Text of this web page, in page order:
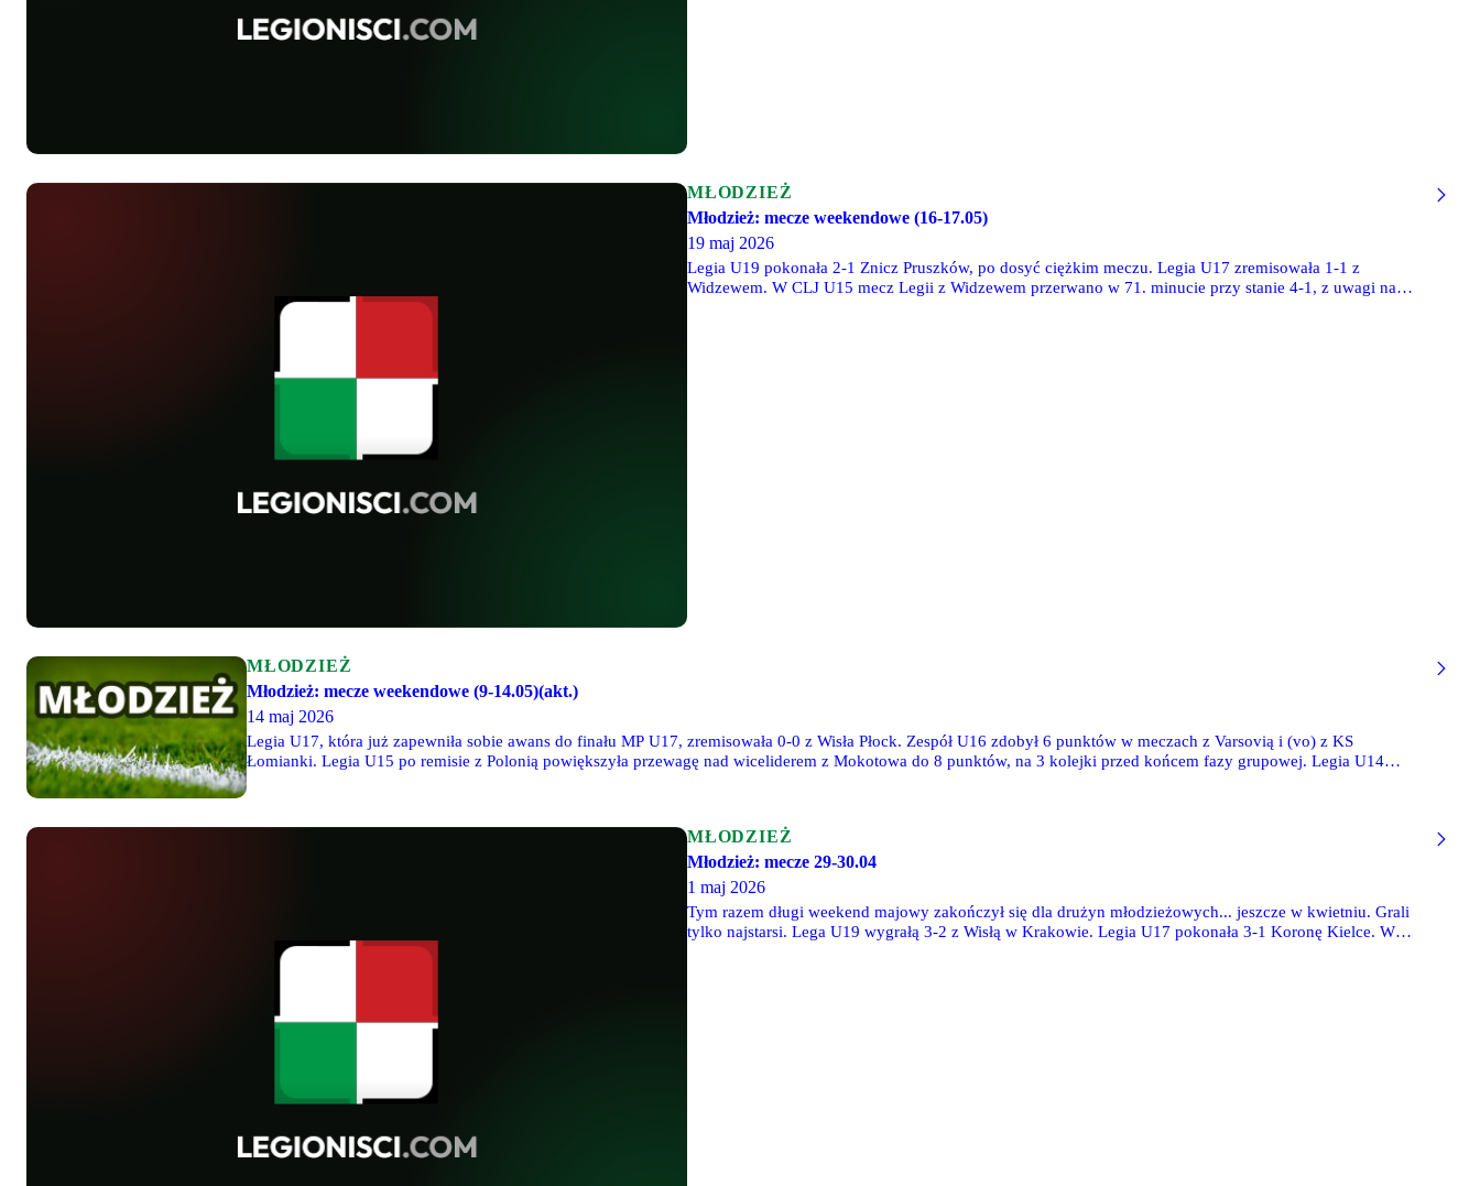
MŁODZIEŻ
Młodzież: mecze weekendowe (16-17.05)
19 maj 2026
Legia U19 pokonała 2-1 Znicz Pruszków, po dosyć ciężkim meczu. Legia U17 zremisowała 1-1 z
Widzewem. W CLJ U15 mecz Legii z Widzewem przerwano w 71. minucie przy stanie 4-1, z uwagi na
MŁODZIEŻ
Młodzież: mecze weekendowe (9-14.05)(akt.)
14 maj 2026
Legia U17, która już zapewniła sobie awans do finału MP U17, zremisowała 0-0 z Wisła Płock. Zespół U16 zdobył 6 punktów w meczach z Varsovią i (vo) z KS
Łomianki. Legia U15 po remisie z Polonią powiększyła przewagę nad wiceliderem z Mokotowa do 8 punktów, na 3 kolejki przed końcem fazy grupowej. Legia U14
MŁODZIEŻ
Młodzież: mecze 29-30.04
1 maj 2026
Tym razem długi weekend majowy zakończył się dla drużyn młodzieżowych... jeszcze w kwietniu. Grali
tylko najstarsi. Lega U19 wygrałą 3-2 z Wisłą w Krakowie. Legia U17 pokonała 3-1 Koronę Kielce. W